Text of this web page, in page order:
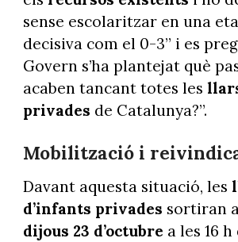
sense escolaritzar en una
decisiva com el 0-3” i es
Govern s’ha plantejat què
acaben tancant totes les
privades de Catalunya?”.
Mobilització i
Davant aquesta situació, les
d’infants privades sortiran
dijous 23 d’octubre a les 16